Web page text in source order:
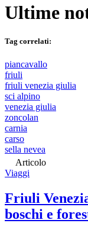
Ultime
Tag correlati:
piancavallo
friuli
friuli venezia giulia
sci alpino
venezia giulia
zoncolan
carnia
carso
sella nevea
Articolo
Viaggi
Friuli
boschi e